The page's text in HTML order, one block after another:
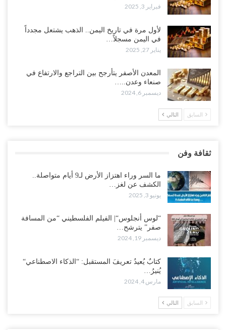
فبراير 3, 2025
لأول مرة في تاريخ اليمن.. الذهب يشتعل مجدداً
في اليمن مسجلاً…
يناير 27, 2025
المعدن الأصفر يتأرجح بين التراجع والارتفاع في
صنعاء وعدن..…
ديسمبر 6, 2024
السابق التالي
ثقافة وفن
ما السر وراء اهتزاز الأرض لـ9 أيام متواصلة..
الكشف عن لغز…
يونيو 3, 2025
“لوس أنجلوس“| الفيلم الفلسطيني “من المسافة
صفر” يترشح…
ديسمبر 19, 2024
كتابٌ يُعيدُ تعريفَ المستقبل: “الذكاء الاصطناعي“
يُنيرُ…
مارس 4, 2024
السابق التالي